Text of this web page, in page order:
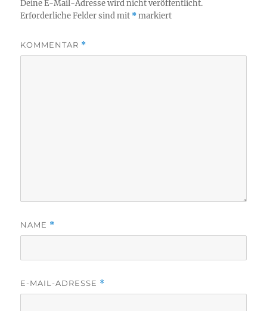
Deine E-Mail-Adresse wird nicht veröffentlicht.
Erforderliche Felder sind mit *markiert
KOMMENTAR *
NAME *
E-MAIL-ADRESSE *